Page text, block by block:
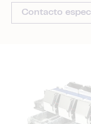
Contacto